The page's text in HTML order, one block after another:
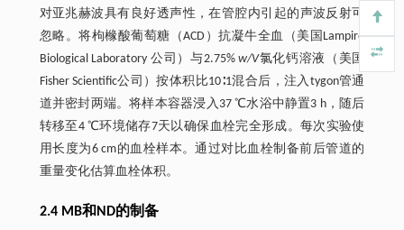
对亚兆赫波具有良好透声性，在管腔内引起的声波反射可
忽略。将枸橼酸葡萄糖（ACD）抗凝牛全血（美国Lampire
Biological Laboratory 公司）与2.75%w/V氯化钙溶液（美国
Fisher Scientific公司）按体积比10∶1混合后，注入tygon管通
道并密封两端。将样本容器浸入37 ℃水浴中静置3 h，随后
转移至4 ℃环境储存7天以确保血栓完全形成。每次实验使
用长度为6 cm的血栓样本。通过对比血栓制备前后管道的
重量变化估算血栓体积。
2.4 MB和ND的制备